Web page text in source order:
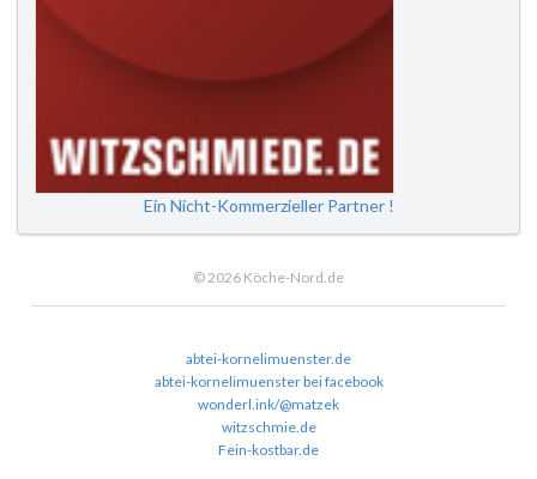
Ein Nicht-Kommerzieller Partner !
© 2026 Köche-Nord.de
abtei-kornelimuenster.de
abtei-kornelimuenster bei facebook
wonderl.ink/@matzek
witzschmie.de
Fein-kostbar.de